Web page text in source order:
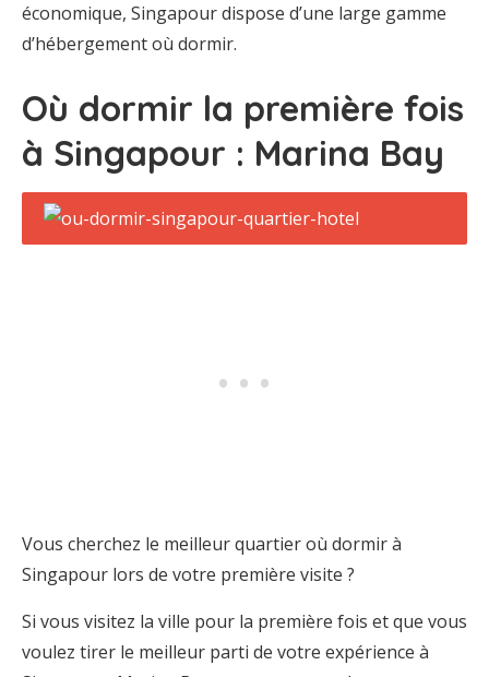
économique, Singapour dispose d’une large gamme
d’hébergement où dormir.
Où dormir la première fois
à Singapour : Marina Bay
Vous cherchez le meilleur quartier où dormir à
Singapour lors de votre première visite ?
Si vous visitez la ville pour la première fois et que vous
voulez tirer le meilleur parti de votre expérience à